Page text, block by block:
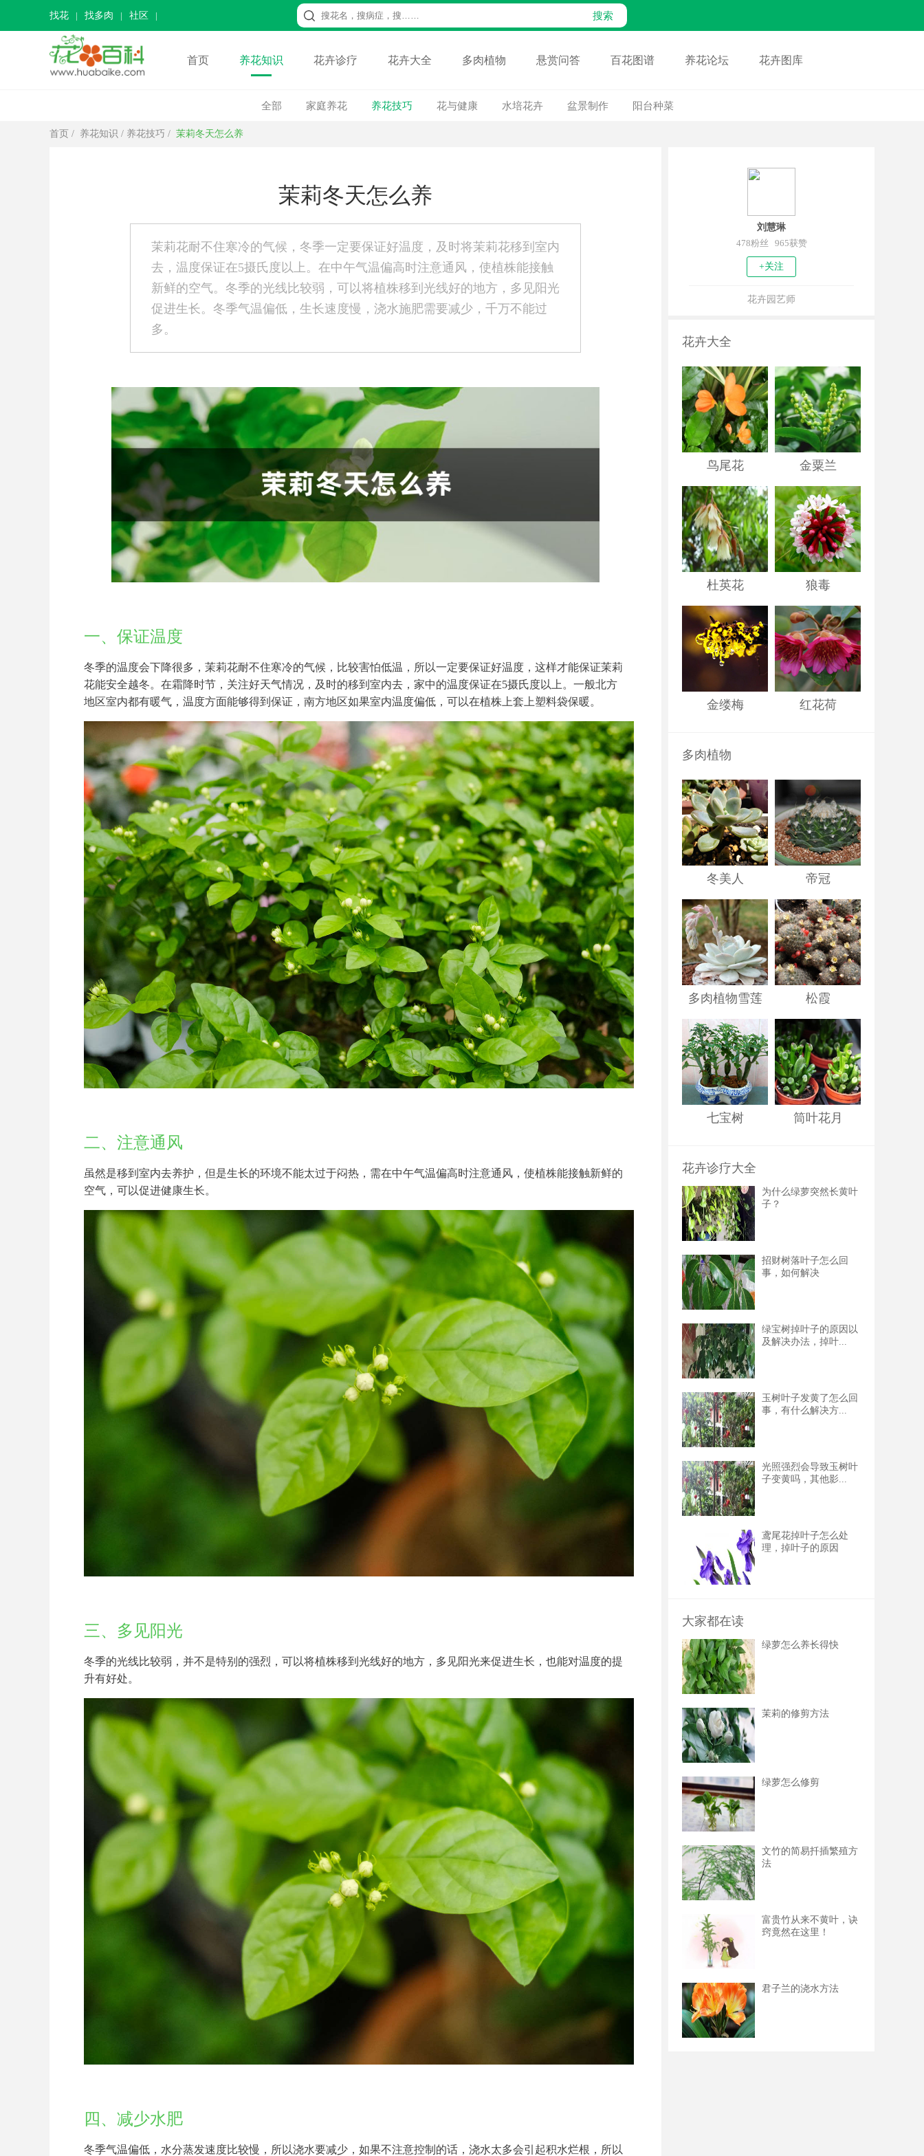
找花 找多肉 社区
首页 养花知识 花卉诊疗 花卉大全 多肉植物 悬赏问答 百花图谱 养花论坛 花卉图库
全部 家庭养花 养花技巧 花与健康 水培花卉 盆景制作 阳台种菜
首页 / 养花知识 / 养花技巧 / 茉莉冬天怎么养
茉莉冬天怎么养
茉莉花耐不住寒冷的气候，冬季一定要保证好温度，及时将茉莉花移到室内
去，温度保证在5摄氏度以上。在中午气温偏高时注意通风，使植株能接触
新鲜的空气。冬季的光线比较弱，可以将植株移到光线好的地方，多见阳光
促进生长。冬季气温偏低，生长速度慢，浇水施肥需要减少，千万不能过
多。
一、保证温度
冬季的温度会下降很多，茉莉花耐不住寒冷的气候，比较害怕低温，所以一定要保证好温度，这样才能保证茉莉
花能安全越冬。在霜降时节，关注好天气情况，及时的移到室内去，家中的温度保证在5摄氏度以上。一般北方
地区室内都有暖气，温度方面能够得到保证，南方地区如果室内温度偏低，可以在植株上套上塑料袋保暖。
二、注意通风
虽然是移到室内去养护，但是生长的环境不能太过于闷热，需在中午气温偏高时注意通风，使植株能接触新鲜的
空气，可以促进健康生长。
三、多见阳光
冬季的光线比较弱，并不是特别的强烈，可以将植株移到光线好的地方，多见阳光来促进生长，也能对温度的提
升有好处。
四、减少水肥
冬季气温偏低，水分蒸发速度比较慢，所以浇水要减少，如果不注意控制的话，浇水太多会引起积水烂根，所以
刘慧琳
478粉丝 965获赞
+关注
花卉园艺师
花卉大全
鸟尾花 金粟兰
杜英花 狼毒
金缕梅 红花荷
多肉植物
冬美人 帝冠
多肉植物雪莲 松霞
七宝树 筒叶花月
花卉诊疗大全
为什么绿萝突然长黄叶
子？
招财树落叶子怎么回
事，如何解决
绿宝树掉叶子的原因以
及解决办法，掉叶...
玉树叶子发黄了怎么回
事，有什么解决方...
光照强烈会导致玉树叶
子变黄吗，其他影...
鸢尾花掉叶子怎么处
理，掉叶子的原因
大家都在读
绿萝怎么养长得快
茉莉的修剪方法
绿萝怎么修剪
文竹的简易扦插繁殖方
法
富贵竹从来不黄叶，诀
窍竟然在这里！
君子兰的浇水方法